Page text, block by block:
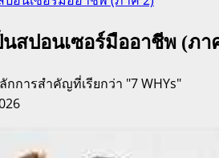
นสปอนเซอร์มืออาชีพ (ภา
การสำคัญที่เรียกว่า "7 WHYs"